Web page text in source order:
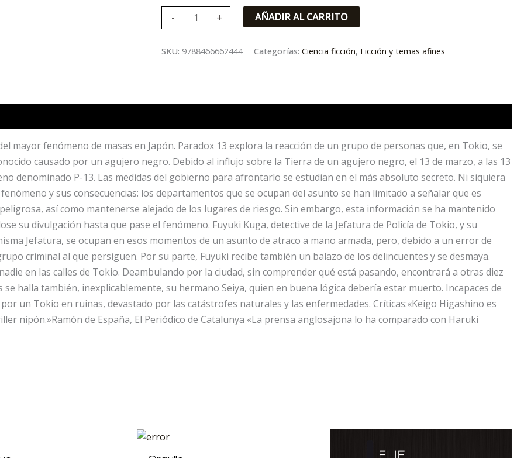
- + AÑADIR AL CARRITO
SKU: 9788466662444 Categorías:Ciencia ficción, Ficción y temas afines
mayor fenómeno de masas en Japón. Paradox 13 explora la reacción de un grupo de personas que, en Tokio, se
causado por un agujero negro. Debido al influjo sobre la Tierra de un agujero negro, el 13 de marzo, a las 13
denominado P-13. Las medidas del gobierno para afrontarlo se estudian en el más absoluto secreto. Ni siquiera
y sus consecuencias: los departamentos que se ocupan del asunto se han limitado a señalar que es
así como mantenerse alejado de los lugares de riesgo. Sin embargo, esta información se ha mantenido
su divulgación hasta que pase el fenómeno. Fuyuki Kuga, detective de la Jefatura de Policía de Tokio, y su
Jefatura, se ocupan en esos momentos de un asunto de atraco a mano armada, pero, debido a un error de
criminal al que persiguen. Por su parte, Fuyuki recibe también un balazo de los delincuentes y se desmaya.
en las calles de Tokio. Deambulando por la ciudad, sin comprender qué está pasando, encontrará a otras diez
halla también, inexplicablemente, su hermano Seiya, quien en buena lógica debería estar muerto. Incapaces de
un Tokio en ruinas, devastado por las catástrofes naturales y las enfermedades. Críticas:«Keigo Higashino es
nipón.»Ramón de España, El Periódico de Catalunya «La prensa anglosajona lo ha comparado con Haruki